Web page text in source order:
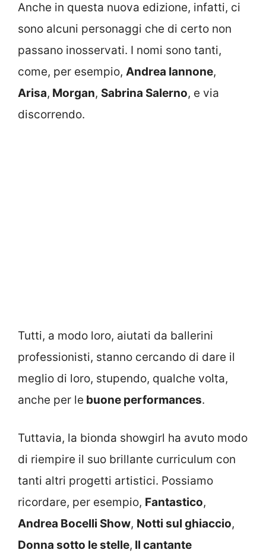
Anche in questa nuova edizione, infatti, ci
sono alcuni personaggi che di certo non
passano inosservati. I nomi sono tanti,
come, per esempio, Andrea Iannone,
Arisa, Morgan, Sabrina Salerno, e via
discorrendo.
Tutti, a modo loro, aiutati da ballerini
professionisti, stanno cercando di dare il
meglio di loro, stupendo, qualche volta,
anche per le buone performances.
Tuttavia, la bionda showgirl ha avuto modo
di riempire il suo brillante curriculum con
tanti altri progetti artistici. Possiamo
ricordare, per esempio, Fantastico,
Andrea Bocelli Show, Notti sul ghiaccio,
Donna sotto le stelle, Il cantante